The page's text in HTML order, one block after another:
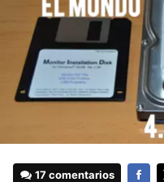
17 comentarios